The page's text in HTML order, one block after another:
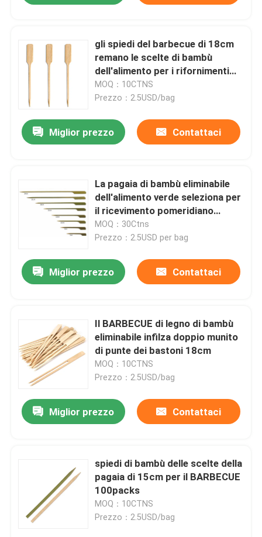
gli spiedi del barbecue di 18cm
remano le scelte di bambù
dell'alimento per i rifornimenti
del partito del BARBECUE del
cocktail
MOQ：10CTNS
Prezzo：2.5USD/bag
Miglior prezzo Contattaci
La pagaia di bambù eliminabile
dell'alimento verde seleziona per
il ricevimento pomeridiano
7cm/9cm/12cm/15cm/18cm
MOQ：30Ctns
Prezzo：2.5USD per bag
Miglior prezzo Contattaci
Il BARBECUE di legno di bambù
eliminabile infilza doppio munito
di punte dei bastoni 18cm
MOQ：10CTNS
Prezzo：2.5USD/bag
Miglior prezzo Contattaci
spiedi di bambù delle scelte della
pagaia di 15cm per il BARBECUE
100packs
MOQ：10CTNS
Prezzo：2.5USD/bag